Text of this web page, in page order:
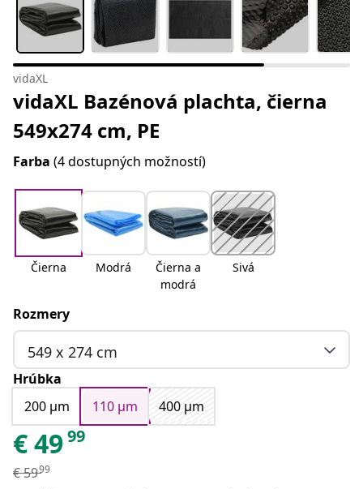
vidaXL
vidaXL Bazénová plachta, čierna
549x274 cm, PE
Farba (4 dostupných možností)
Čierna Modrá
Čierna a
modrá
Sivá
Rozmery
549 x 274 cm
Hrúbka
200 μm
110 μm 400 μm
€4999
€5999